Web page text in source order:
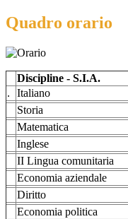
Quadro orario
Discipline - S.I.A.
.
Italiano
Storia
Matematica
Inglese
II Lingua comunitaria
Economia aziendale
Diritto
Economia politica